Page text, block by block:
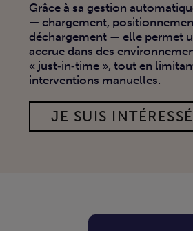
Grâce à sa gestion
— chargement,
déchargement — elle permet
accrue dans des
« just‑in‑time », tout en
interventions manuelles.
JE SUIS